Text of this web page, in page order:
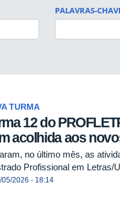
PALAVRAS-
TURMA
12 do
acolhida aos
no último mês, as
Profissional em Letras/
2026 - 18:14